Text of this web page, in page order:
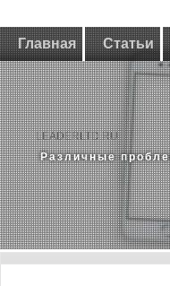
Главная Статьи
LEADERLTD.RU
Различные